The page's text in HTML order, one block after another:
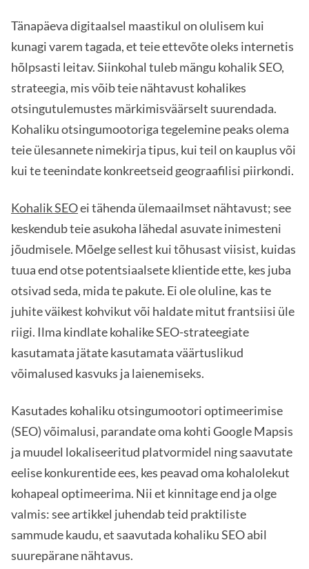
Tänapäeva digitaalsel maastikul on olulisem kui
kunagi varem tagada, et teie ettevõte oleks internetis
hõlpsasti leitav. Siinkohal tuleb mängu kohalik SEO,
strateegia, mis võib teie nähtavust kohalikes
otsingutulemustes märkimisväärselt suurendada.
Kohaliku otsingumootoriga tegelemine peaks olema
teie ülesannete nimekirja tipus, kui teil on kauplus või
kui te teenindate konkreetseid geograafilisi piirkondi.
Kohalik SEOei tähenda ülemaailmset nähtavust; see
keskendub teie asukoha lähedal asuvate inimesteni
jõudmisele. Mõelge sellest kui tõhusast viisist, kuidas
tuua end otse potentsiaalsete klientide ette, kes juba
otsivad seda, mida te pakute. Ei ole oluline, kas te
juhite väikest kohvikut või haldate mitut frantsiisi üle
riigi. Ilma kindlate kohalike SEO-strateegiate
kasutamata jätate kasutamata väärtuslikud
võimalused kasvuks ja laienemiseks.
Kasutades kohaliku otsingumootori optimeerimise
(SEO) võimalusi, parandate oma kohti Google Mapsis
ja muudel lokaliseeritud platvormidel ning saavutate
eelise konkurentide ees, kes peavad oma kohalolekut
kohapeal optimeerima. Nii et kinnitage end ja olge
valmis: see artikkel juhendab teid praktiliste
sammude kaudu, et saavutada kohaliku SEO abil
suurepärane nähtavus.